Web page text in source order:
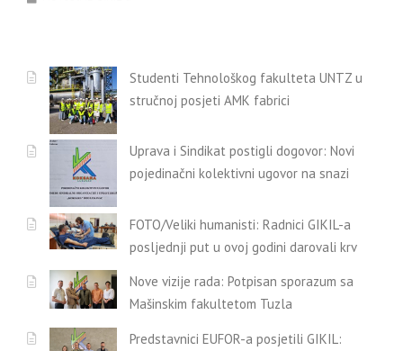
Studenti Tehnološkog fakulteta UNTZ u
stručnoj posjeti AMK fabrici
Uprava i Sindikat postigli dogovor: Novi
pojedinačni kolektivni ugovor na snazi
FOTO/Veliki humanisti: Radnici GIKIL-a
posljednji put u ovoj godini darovali krv
Nove vizije rada: Potpisan sporazum sa
Mašinskim fakultetom Tuzla
Predstavnici EUFOR-a posjetili GIKIL: